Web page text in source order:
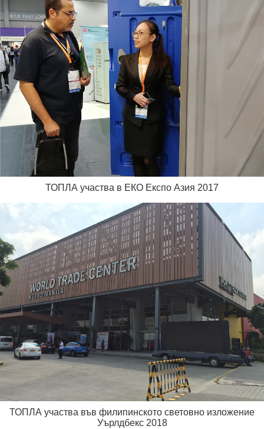
ТОПЛА участва в ЕКО Експо Азия 2017
ТОПЛА участва във филипинското световно изложение
Уърлдбекс 2018